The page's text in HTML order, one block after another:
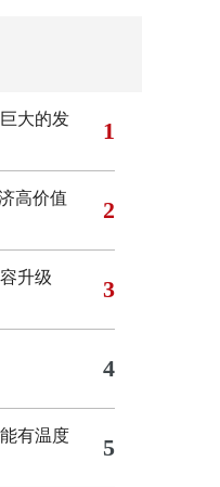
大的发
1
高价值 2
升级 3
4
有温度 5